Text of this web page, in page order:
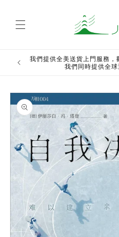
我們提供全美送貨上門服務，
我們同時提供全球
Skip to
product
information